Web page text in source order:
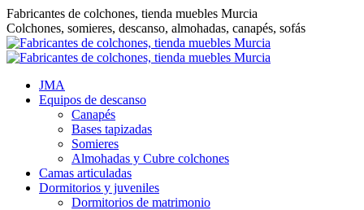
Saltar
al
contenido
Fabricantes de colchones, tienda muebles Murcia
Colchones, somieres, descanso, almohadas, canapés, sofás
JMA
Equipos de descanso
Canapés
Bases tapizadas
Somieres
Almohadas y Cubre colchones
Camas articuladas
Dormitorios y juveniles
Dormitorios de matrimonio